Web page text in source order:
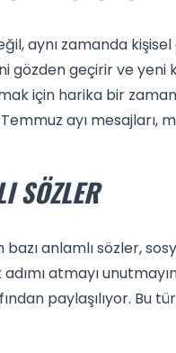
aynı zamanda
gözden geçirir ve
için harika bir
ayı mesajları,
SÖZLER
bazı anlamlı sözler,
atmayı
paylaşılıyor. Bu